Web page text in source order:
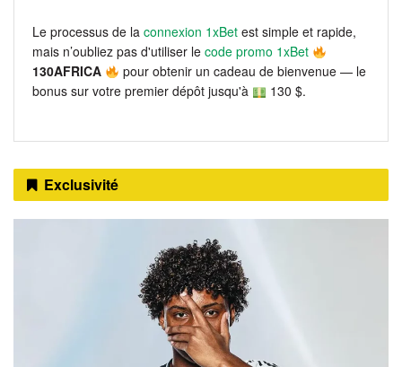
Le processus de la connexion 1xBet est simple et rapide,
mais n’oubliez pas d'utiliser le code promo 1xBet
130AFRICA
pour obtenir un cadeau de bienvenue — le
bonus sur votre premier dépôt jusqu'à
130 $.
Exclusivité